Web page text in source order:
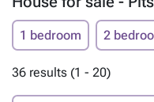
1 bedroom 2
36 results (1 - 20)